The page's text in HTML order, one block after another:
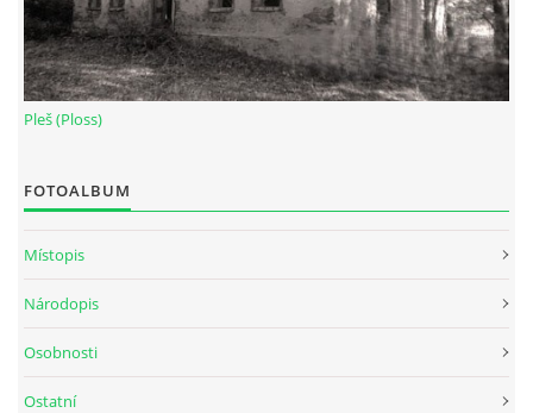
Pleš (Ploss)
FOTOALBUM
Místopis
Národopis
Osobnosti
Ostatní